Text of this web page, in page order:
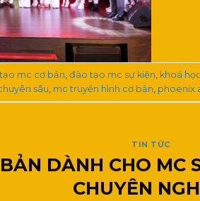
mc cơ bản đào tạo mc sự kiện khoá
sâu mc truyền hình cơ bản phoenix
TIN TỨC
DÀNH CHO MC
CHUYÊN